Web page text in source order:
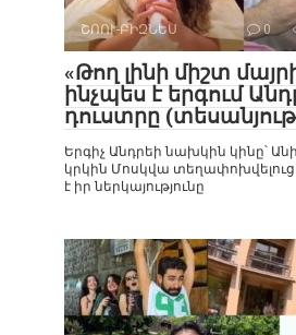
ՇՈՈՒ-ԲԻԶՆԵՍ 0
«Թող լինի միշտ
ինչպես է երգում
դուստրը
Երգիչ Անդրեի նախկին կինը՝
կրկին Մոսկվա տեղափոխվելուց
է իր ներկայությունը